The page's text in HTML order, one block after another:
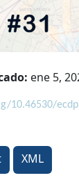
ene 5,
10.46530/
XML